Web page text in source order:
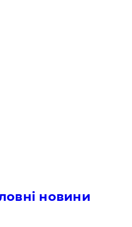
новини